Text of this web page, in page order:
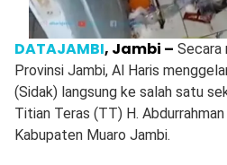
DATAJAMBI, Jambi – Secara
Provinsi Jambi, Al Haris
(Sidak) langsung ke salah satu
Titian Teras (TT) H.
Kabupaten Muaro Jambi.